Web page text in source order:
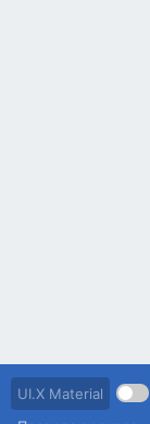
UI.X Material